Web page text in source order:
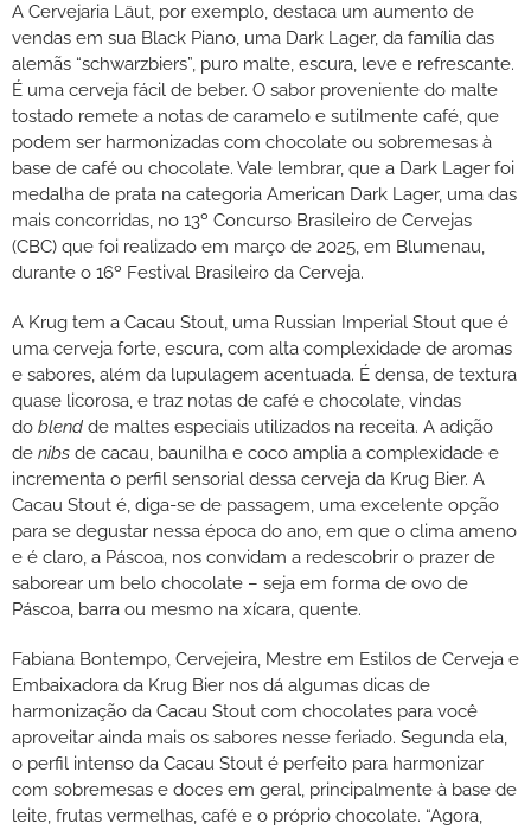
A Cervejaria Läut, por exemplo, destaca um aumento de
vendas em sua Black Piano, uma Dark Lager, da família das
alemãs “schwarzbiers”, puro malte, escura, leve e refrescante.
É uma cerveja fácil de beber. O sabor proveniente do malte
tostado remete a notas de caramelo e sutilmente café, que
podem ser harmonizadas com chocolate ou sobremesas à
base de café ou chocolate. Vale lembrar, que a Dark Lager foi
medalha de prata na categoria American Dark Lager, uma das
mais concorridas, no 13º Concurso Brasileiro de Cervejas
(CBC) que foi realizado em março de 2025, em Blumenau,
durante o 16º Festival Brasileiro da Cerveja.
A Krug tem a Cacau Stout, uma Russian Imperial Stout que é
uma cerveja forte, escura, com alta complexidade de aromas
e sabores, além da lupulagem acentuada. É densa, de textura
quase licorosa, e traz notas de café e chocolate, vindas
do blend de maltes especiais utilizados na receita. A adição
de nibs de cacau, baunilha e coco amplia a complexidade e
incrementa o perfil sensorial dessa cerveja da Krug Bier. A
Cacau Stout é, diga-se de passagem, uma excelente opção
para se degustar nessa época do ano, em que o clima ameno
e é claro, a Páscoa, nos convidam a redescobrir o prazer de
saborear um belo chocolate – seja em forma de ovo de
Páscoa, barra ou mesmo na xícara, quente.
Fabiana Bontempo, Cervejeira, Mestre em Estilos de Cerveja e
Embaixadora da Krug Bier nos dá algumas dicas de
harmonização da Cacau Stout com chocolates para você
aproveitar ainda mais os sabores nesse feriado. Segunda ela,
o perfil intenso da Cacau Stout é perfeito para harmonizar
com sobremesas e doces em geral, principalmente à base de
leite, frutas vermelhas, café e o próprio chocolate. “Agora,